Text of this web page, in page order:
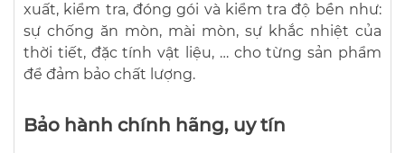
xuất, kiểm tra, đóng gói và kiểm tra độ bền như:
sự chống ăn mòn, mài mòn, sự khắc nhiệt của
thời tiết, đặc tính vật liệu, … cho từng sản phẩm
để đảm bảo chất lượng.
Bảo hành chính hãng, uy tín